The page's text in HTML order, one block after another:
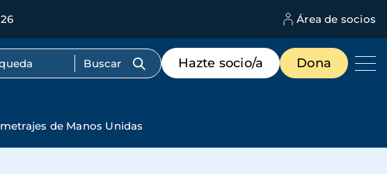
Área de socios
Menú
de
destacados
Hazte socio/a Dona
de Manos Unidas